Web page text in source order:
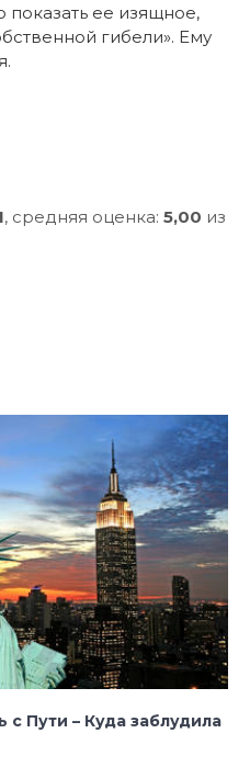
показать ее изящное,
гибели». Ему
, средняя оценка: 5,00 из
с Пути – Куда заблудила